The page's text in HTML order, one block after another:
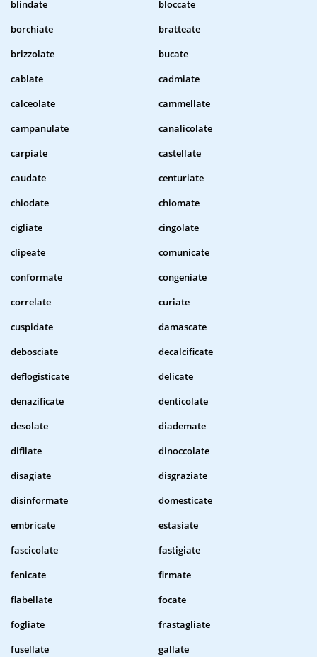
blindate
bloccate
borchiate
bratteate
brizzolate
bucate
cablate
cadmiate
calceolate
cammellate
campanulate
canalicolate
carpiate
castellate
caudate
centuriate
chiodate
chiomate
cigliate
cingolate
clipeate
comunicate
conformate
congeniate
correlate
curiate
cuspidate
damascate
debosciate
decalcificate
deflogisticate
delicate
denazificate
denticolate
desolate
diademate
difilate
dinoccolate
disagiate
disgraziate
disinformate
domesticate
embricate
estasiate
fascicolate
fastigiate
fenicate
firmate
flabellate
focate
fogliate
frastagliate
fusellate
gallate